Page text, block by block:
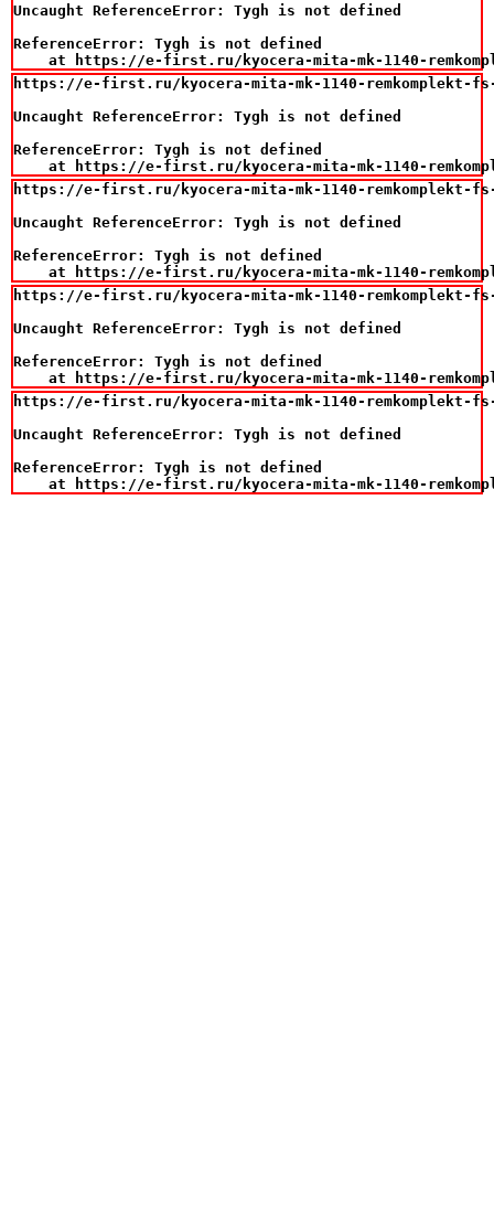
Uncaught ReferenceError: Tygh is not defined
ReferenceError: Tygh is not defined
at https://e-first.ru/kyocera-mita-mk-1140-
https://e-first.ru/kyocera-mita-mk-1140-remkomplekt-fs-
Uncaught ReferenceError: Tygh is not defined
ReferenceError: Tygh is not defined
at https://e-first.ru/kyocera-mita-mk-1140-
https://e-first.ru/kyocera-mita-mk-1140-remkomplekt-fs-
Uncaught ReferenceError: Tygh is not defined
ReferenceError: Tygh is not defined
at https://e-first.ru/kyocera-mita-mk-1140-
https://e-first.ru/kyocera-mita-mk-1140-remkomplekt-fs-
Uncaught ReferenceError: Tygh is not defined
ReferenceError: Tygh is not defined
at https://e-first.ru/kyocera-mita-mk-1140-
https://e-first.ru/kyocera-mita-mk-1140-remkomplekt-fs-
Uncaught ReferenceError: Tygh is not defined
ReferenceError: Tygh is not defined
at https://e-first.ru/kyocera-mita-mk-1140-